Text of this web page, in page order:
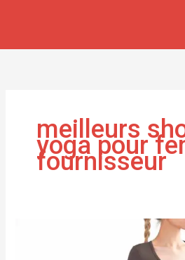
meilleurs
yoga pour
fournisseur